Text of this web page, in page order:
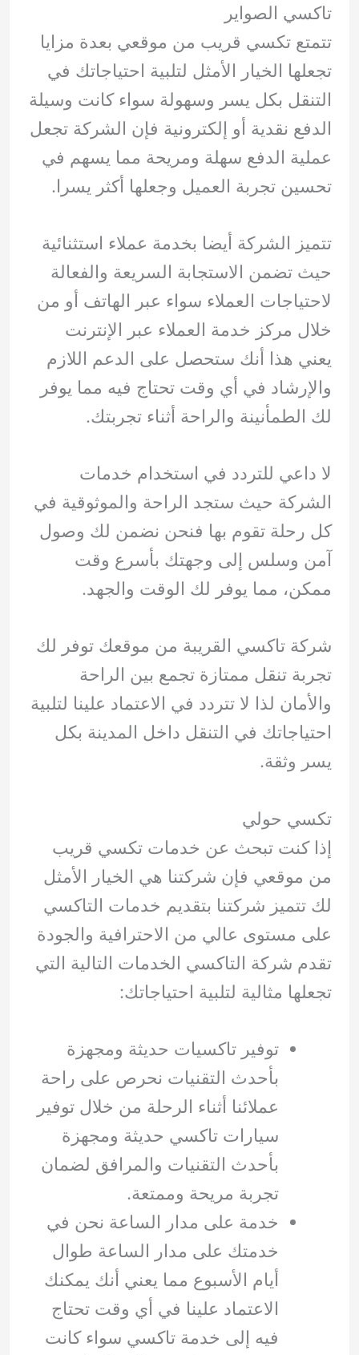
تاكسي الصواير
تتمتع تكسي قريب من موقعي بعدة مزايا
تجعلها الخيار الأمثل لتلبية احتياجاتك في
التنقل بكل يسر وسهولة سواء كانت وسيلة
الدفع نقدية أو إلكترونية فإن الشركة تجعل
عملية الدفع سهلة ومريحة مما يسهم في
تحسين تجربة العميل وجعلها أكثر يسرا.
تتميز الشركة أيضا بخدمة عملاء استثنائية
حيث تضمن الاستجابة السريعة والفعالة
لاحتياجات العملاء سواء عبر الهاتف أو من
خلال مركز خدمة العملاء عبر الإنترنت
يعني هذا أنك ستحصل على الدعم اللازم
والإرشاد في أي وقت تحتاج فيه مما يوفر
لك الطمأنينة والراحة أثناء تجربتك.
لا داعي للتردد في استخدام خدمات
الشركة حيث ستجد الراحة والموثوقية في
كل رحلة تقوم بها فنحن نضمن لك وصول
آمن وسلس إلى وجهتك بأسرع وقت
ممكن، مما يوفر لك الوقت والجهد.
شركة تاكسي القريبة من موقعك توفر لك
تجربة تنقل ممتازة تجمع بين الراحة
والأمان لذا لا تتردد في الاعتماد علينا لتلبية
احتياجاتك في التنقل داخل المدينة بكل
يسر وثقة.
تكسي حولي
إذا كنت تبحث عن خدمات تكسي قريب
من موقعي فإن شركتنا هي الخيار الأمثل
لك تتميز شركتنا بتقديم خدمات التاكسي
على مستوى عالي من الاحترافية والجودة
تقدم شركة التاكسي الخدمات التالية التي
تجعلها مثالية لتلبية احتياجاتك:
توفير تاكسيات حديثة ومجهزة
بأحدث التقنيات نحرص على راحة
عملائنا أثناء الرحلة من خلال توفير
سيارات تاكسي حديثة ومجهزة
بأحدث التقنيات والمرافق لضمان
تجربة مريحة وممتعة.
خدمة على مدار الساعة نحن في
خدمتك على مدار الساعة طوال
أيام الأسبوع مما يعني أنك يمكنك
الاعتماد علينا في أي وقت تحتاج
فيه إلى خدمة تاكسي سواء كانت